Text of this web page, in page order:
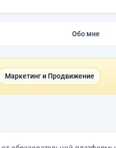
Обо мне
Маркетинг и Продвижение